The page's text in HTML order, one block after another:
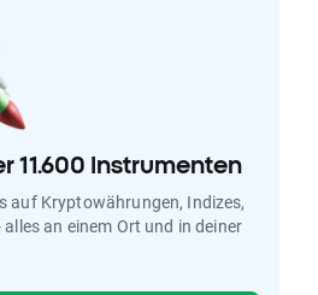
11.600 Instrumenten
auf Kryptowährungen, Indizes,
an einem Ort und in deiner